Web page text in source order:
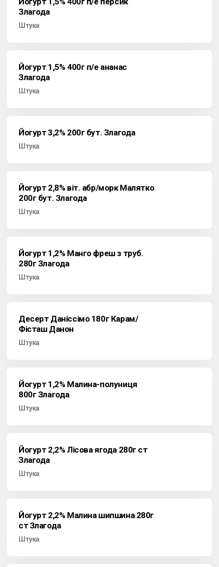
Злагода
Штука
Йогурт 1,5% 400г п/е ананас
Злагода
Штука
Йогурт 3,2% 200г бут. Злагода
Штука
Йогурт 2,8% віт. абр/морк Малятко
200г бут. Злагода
Штука
Йогурт 1,2% Манго фреш з труб.
280г Злагода
Штука
Десерт Даніссімо 180г Карам/
Фісташ Данон
Штука
Йогурт 1,2% Малина-полуниця
800г Злагода
Штука
Йогурт 2,2% Лісова ягода 280г ст
Злагода
Штука
Йогурт 2,2% Малина шипшина 280г
ст Злагода
Штука